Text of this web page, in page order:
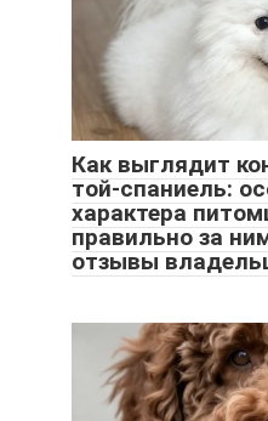
Как выглядит
той-спаниель:
характера
правильно за
отзывы